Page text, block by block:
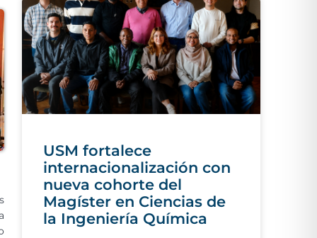
USM fortalece
internacionalización con
nueva cohorte del
Magíster en Ciencias de
la Ingeniería Química